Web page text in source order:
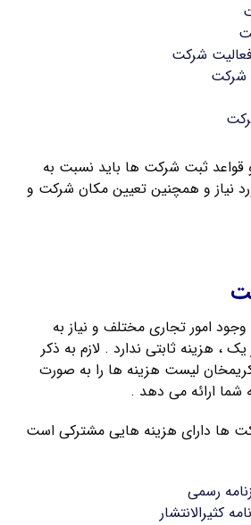
شرکت
شرکت
قواعد ثبت شرکت ها باید نسبت به
نیاز و همچنین تعیین مکان شرکت و
امور تجاری مختلف و نیاز به
، هزینه ثابتی ندارد . لازم به ذکر
لیست هزینه ها را به صورت
شما ارائه می دهد .
ها دارای هزینه هایی مشترکی است
رسمی
کثیرالانتشار